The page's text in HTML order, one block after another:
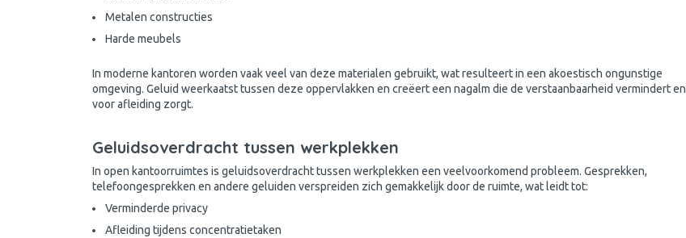
Metalen constructies
Harde meubels
In moderne kantoren worden vaak veel van deze materialen gebruikt, wat resulteert in een akoestisch ongunstige
omgeving. Geluid weerkaatst tussen deze oppervlakken en creëert een nagalm die de verstaanbaarheid vermindert en
voor afleiding zorgt.
Geluidsoverdracht tussen werkplekken
In open kantoorruimtes is geluidsoverdracht tussen werkplekken een veelvoorkomend probleem. Gesprekken,
telefoongesprekken en andere geluiden verspreiden zich gemakkelijk door de ruimte, wat leidt tot:
Verminderde privacy
Afleiding tijdens concentratietaken